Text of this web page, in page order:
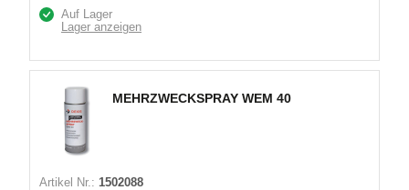
Auf Lager
Lager anzeigen
MEHRZWECKSPRAY WEM 40
Artikel Nr.: 1502088